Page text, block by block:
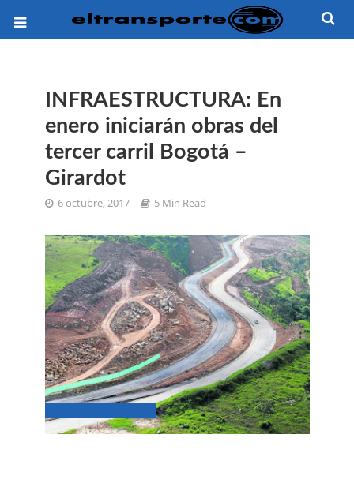
INFRAESTRUCTURA: En
enero iniciarán obras del
tercer carril Bogotá –
Girardot
6 octubre, 2017 5 Min Read